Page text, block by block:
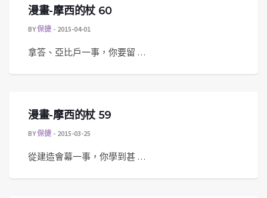
漫畫-摩西的杖 60
BY保捷 2015-04-01
拿答、亞比戶一事，你要留 …
漫畫-摩西的杖 59
BY保捷 2015-03-25
從建造會幕一事，你學到甚 …